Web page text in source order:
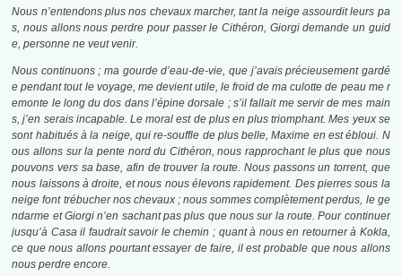
Nous n’entendons plus nos chevaux marcher, tant la neige assourdit leurs pa
s, nous allons nous perdre pour passer le Cithéron, Giorgi demande un guid
e, personne ne veut venir.
Nous continuons ; ma gourde d’eau-de-vie, que j’avais précieusement gardé
e pendant tout le voyage, me devient utile, le froid de ma culotte de peau me r
emonte le long du dos dans l’épine dorsale ; s’il fallait me servir de mes main
s, j’en serais incapable. Le moral est de plus en plus triomphant. Mes yeux se
sont habitués à la neige, qui re-souffle de plus belle, Maxime en est ébloui. N
ous allons sur la pente nord du Cithéron, nous rapprochant le plus que nous
pouvons vers sa base, afin de trouver la route. Nous passons un torrent, que
nous laissons à droite, et nous nous élevons rapidement. Des pierres sous la
neige font trébucher nos chevaux ; nous sommes complètement perdus, le ge
ndarme et Giorgi n’en sachant pas plus que nous sur la route. Pour continuer
jusqu’à Casa il faudrait savoir le chemin ; quant à nous en retourner à Kokla,
ce que nous allons pourtant essayer de faire, il est probable que nous allons
nous perdre encore.